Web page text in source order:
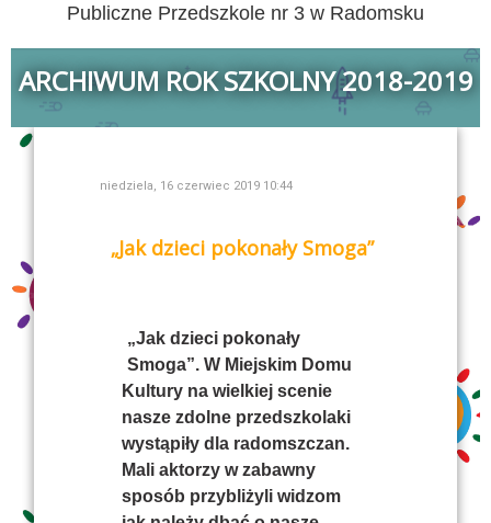
Publiczne Przedszkole nr 3 w Radomsku
ARCHIWUM ROK SZKOLNY 2018-2019
niedziela, 16 czerwiec 2019 10:44
„Jak dzieci pokonały Smoga”
„Jak dzieci pokonały
Smoga”. W Miejskim Domu
Kultury na wielkiej scenie
nasze zdolne przedszkolaki
wystąpiły dla radomszczan.
Mali aktorzy w zabawny
sposób przybliżyli widzom